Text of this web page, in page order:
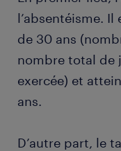
l’absentéisme. Il
de 30 ans
nombre total de
exercée) et
ans.
D’autre part, le